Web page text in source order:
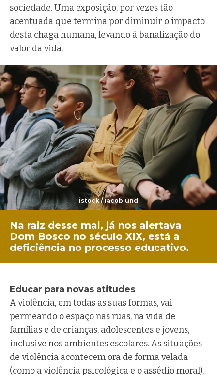
sociedade. Uma exposição, por vezes tão
acentuada que termina por diminuir o impacto
desta chaga humana, levando à banalização do
valor da vida.
istock / jacoblund
Na raiz desse mal, já nos alertava
Dom Bosco no século XIX, está a
deficiência no processo educativo.
Educar para novas atitudes
A violência, em todas as suas formas, vai
permeando o espaço nas ruas, na vida de
famílias e de crianças, adolescentes e jovens,
inclusive nos ambientes escolares. As situações
de violência acontecem ora de forma velada
(como a violência psicológica e o assédio moral),